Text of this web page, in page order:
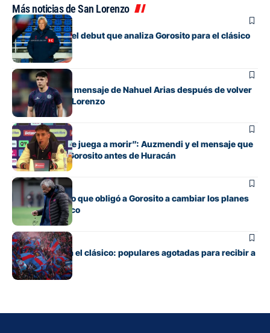
Más noticias de San Lorenzo
Fútbol
Los cambios y el debut que analiza Gorosito para el clásico
con Huracán
Fútbol
El conmovedor mensaje de Nahuel Arias después de volver
a jugar en San Lorenzo
Fútbol
“Cada pelota se juega a morir”: Auzmendi y el mensaje que
transmitió de Gorosito antes de Huracán
Fútbol
El contratiempo que obligó a Gorosito a cambiar los planes
antes del clásico
Fútbol
Boedo ya juega el clásico: populares agotadas para recibir a
Huracán